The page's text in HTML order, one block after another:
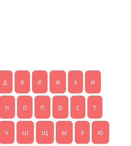
д е ё ж з и
н о п р с т
ч ш щ ы э ю